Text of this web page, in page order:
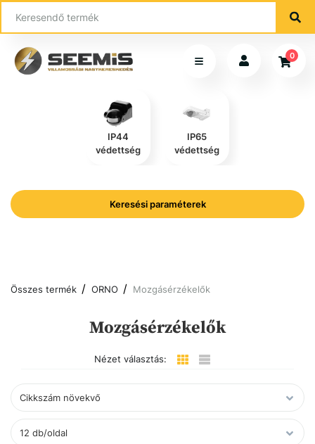
0
IP44
védettség
IP65
védettség
Keresési paraméterek
Összes termék ORNO Mozgásérzékelők
Mozgásérzékelők
Nézet választás: